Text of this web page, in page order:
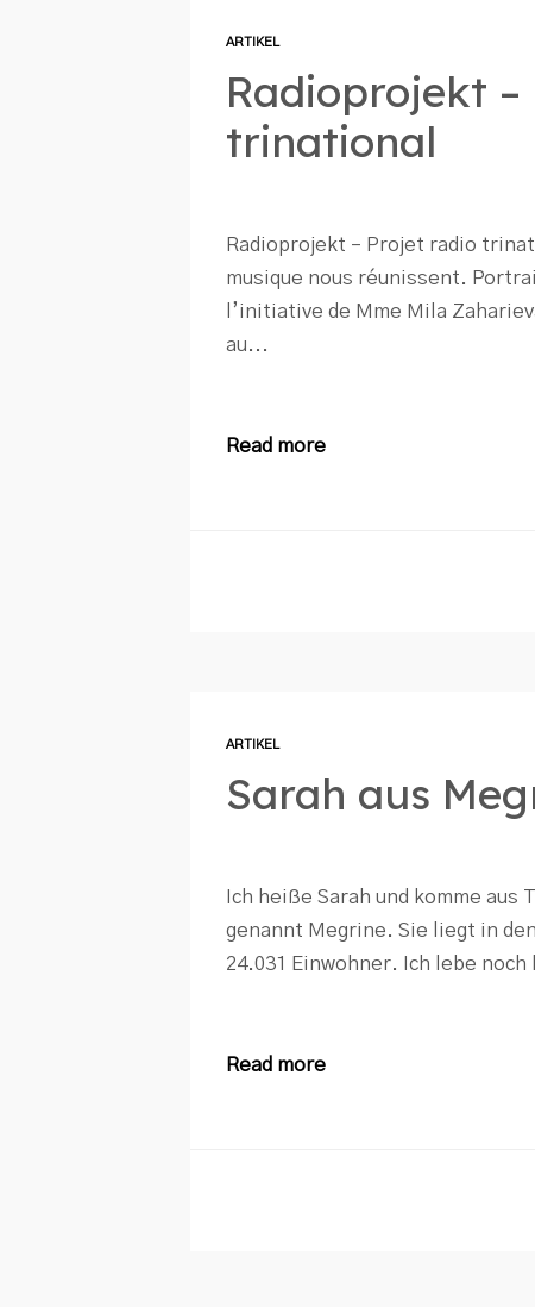
ARTIKEL
Radioprojekt
trinational
Radioprojekt – Projet radio
musique nous réunissent.
l’initiative de Mme Mila
au...
Read more
ARTIKEL
Sarah aus
Ich heiße Sarah und komme
genannt Megrine. Sie liegt in
24.031 Einwohner. Ich lebe
Read more